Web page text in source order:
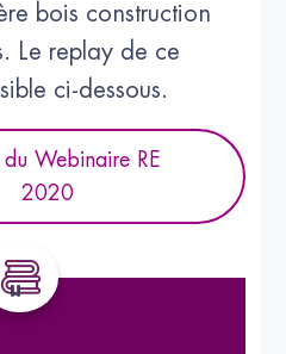
bois construction
Le replay de ce
ci-dessous.
du Webinaire RE
2020